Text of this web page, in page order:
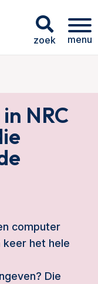
zoek menu
NRC
computer
keer het hele
Die